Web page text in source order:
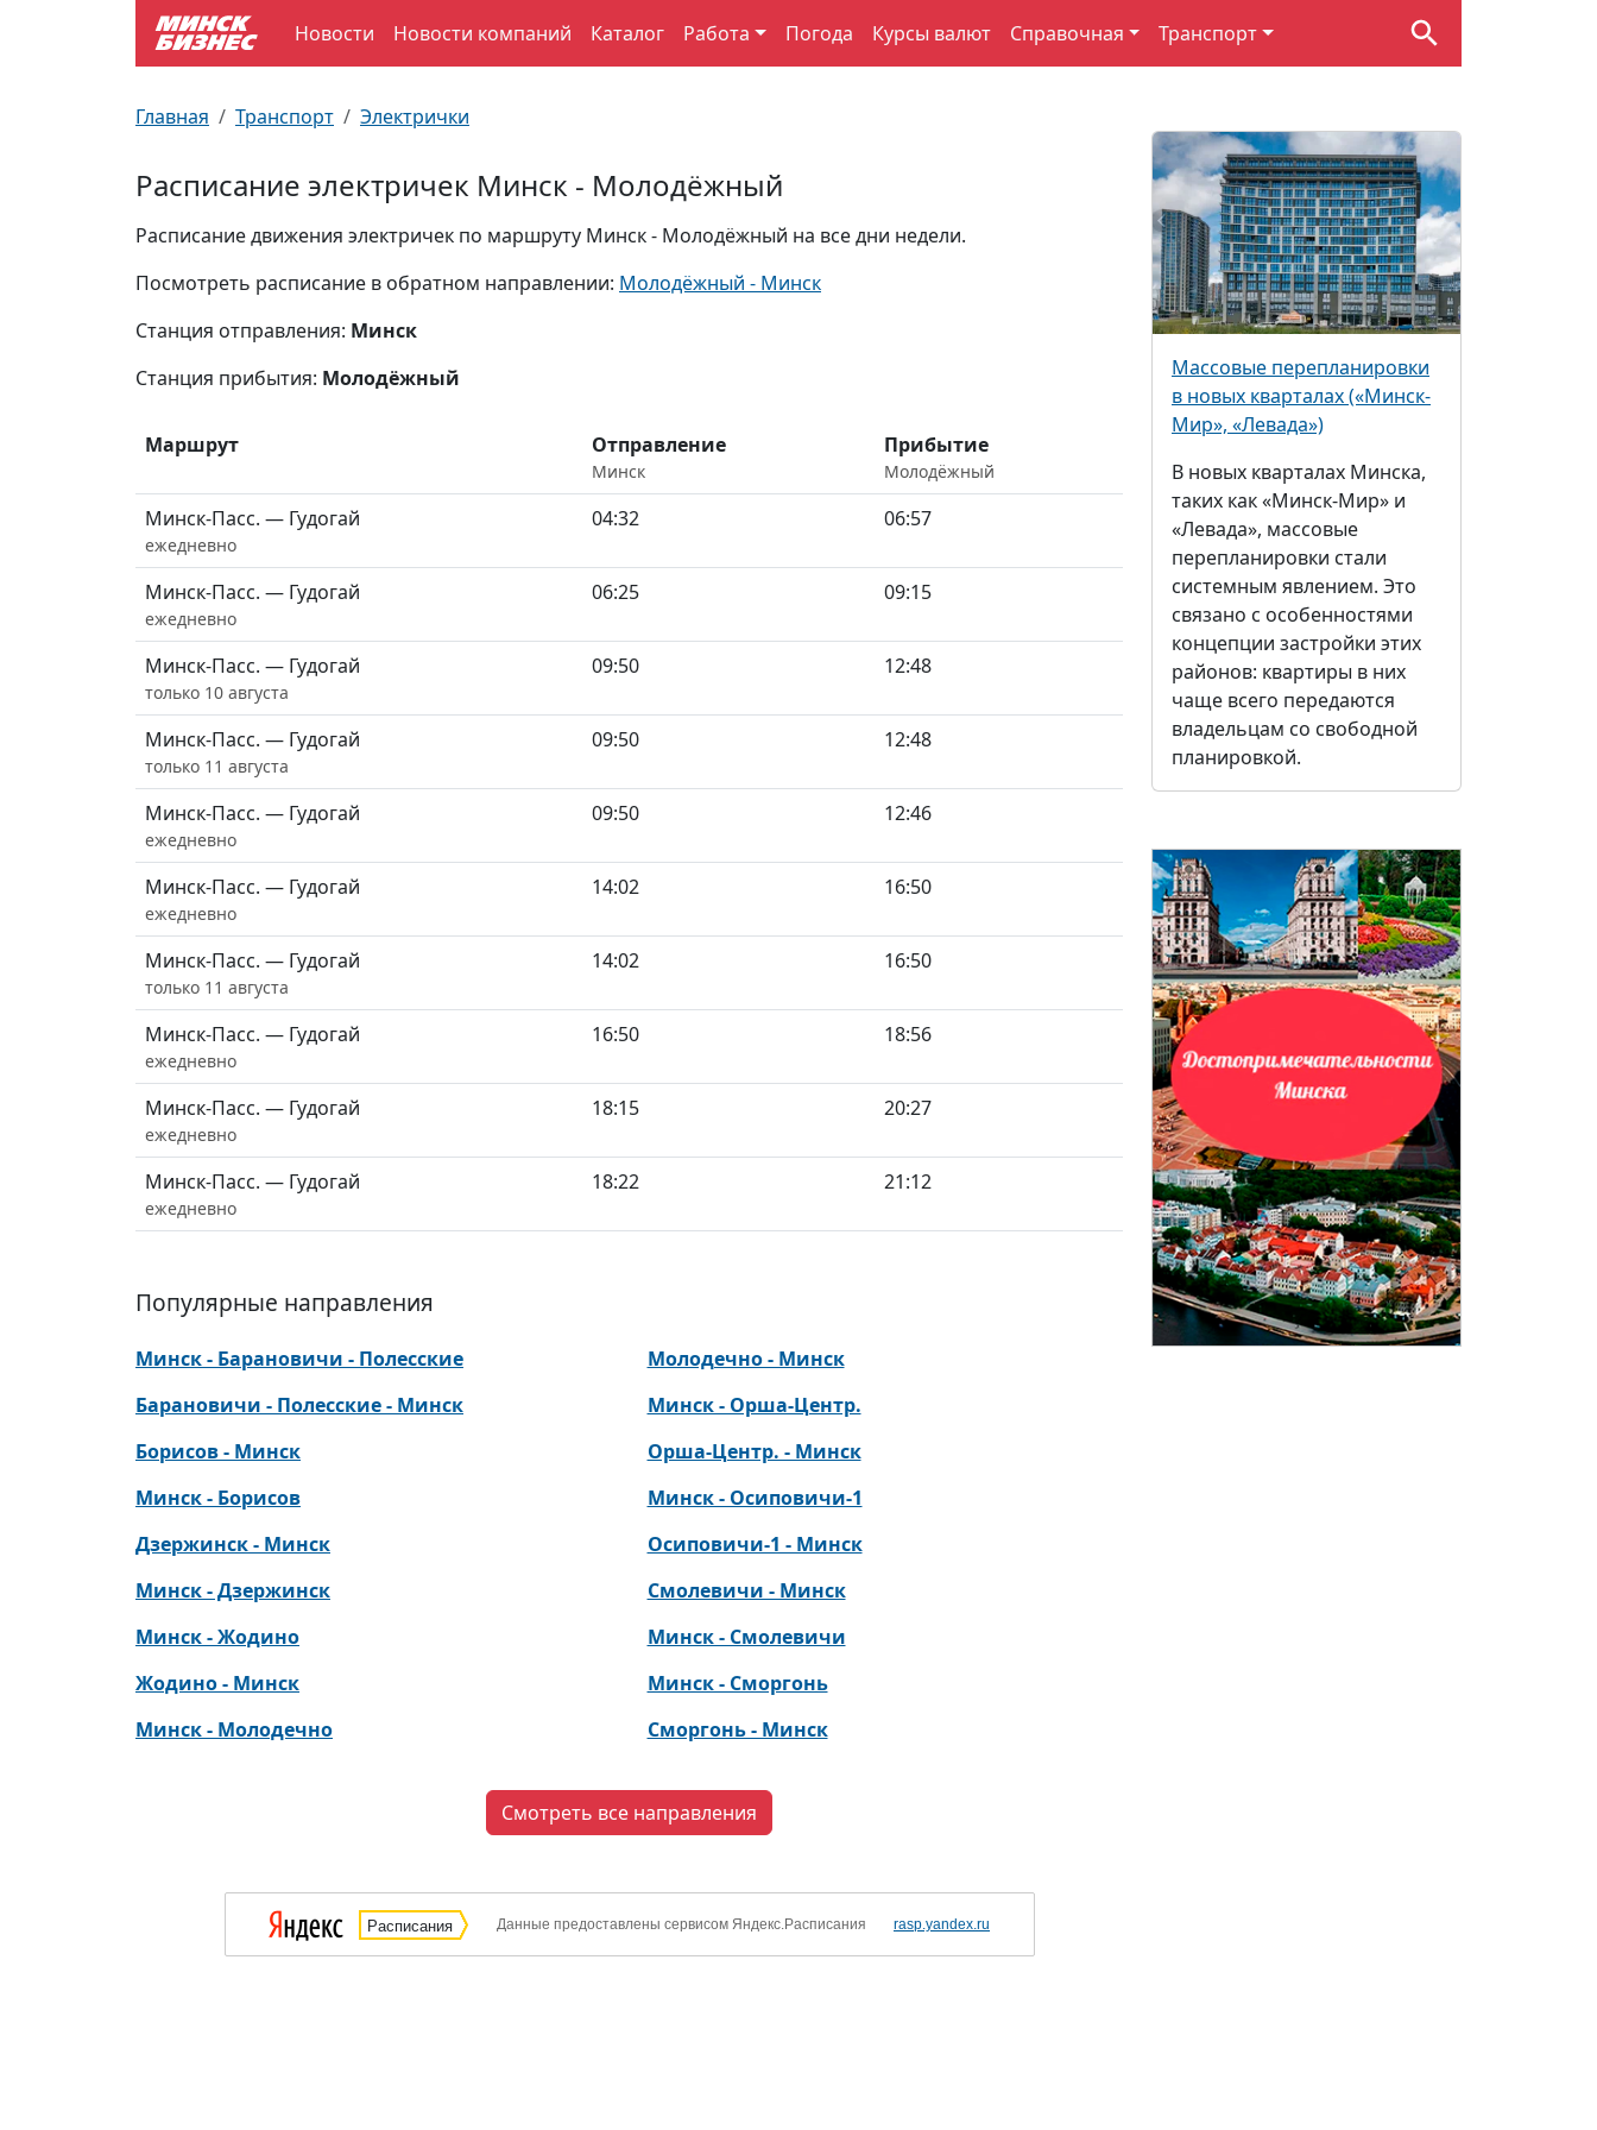
Новости Новости компаний Каталог Работа Погода Курсы валют Справочная Транспорт
Главная Транспорт Электрички
Расписание электричек Минск - Молодёжный
Расписание движения электричек по маршруту Минск - Молодёжный на все дни недели.
Посмотреть расписание в обратном направлении: Молодёжный - Минск
Станция отправления: Минск
Станция прибытия: Молодёжный
Маршрут Отправление
Минск
Прибытие
Молодёжный
Минск-Пасс. — Гудогай
ежедневно
04:32 06:57
Минск-Пасс. — Гудогай
ежедневно
06:25 09:15
Минск-Пасс. — Гудогай
только 10 августа
09:50 12:48
Минск-Пасс. — Гудогай
только 11 августа
09:50 12:48
Минск-Пасс. — Гудогай
ежедневно
09:50 12:46
Минск-Пасс. — Гудогай
ежедневно
14:02 16:50
Минск-Пасс. — Гудогай
только 11 августа
14:02 16:50
Минск-Пасс. — Гудогай
ежедневно
16:50 18:56
Минск-Пасс. — Гудогай
ежедневно
18:15 20:27
Минск-Пасс. — Гудогай
ежедневно
18:22 21:12
Популярные направления
Минск - Барановичи - Полесские
Барановичи - Полесские - Минск
Борисов - Минск
Минск - Борисов
Дзержинск - Минск
Минск - Дзержинск
Минск - Жодино
Жодино - Минск
Минск - Молодечно
Молодечно - Минск
Минск - Орша-Центр.
Орша-Центр. - Минск
Минск - Осиповичи-1
Осиповичи-1 - Минск
Смолевичи - Минск
Минск - Смолевичи
Минск - Сморгонь
Сморгонь - Минск
Смотреть все направления
Расписания Данные предоставлены сервисом Яндекс.Расписания rasp.yandex.ru
Массовые перепланировки
в новых кварталах («Минск-
Мир», «Левада»)
В новых кварталах Минска,
таких как «Минск-Мир» и
«Левада», массовые
перепланировки стали
системным явлением. Это
связано с особенностями
концепции застройки этих
районов: квартиры в них
чаще всего передаются
владельцам со свободной
планировкой.
Улицы Минска
Производственный календарь
Документы для ЗАГСа
Пробки на дорогах